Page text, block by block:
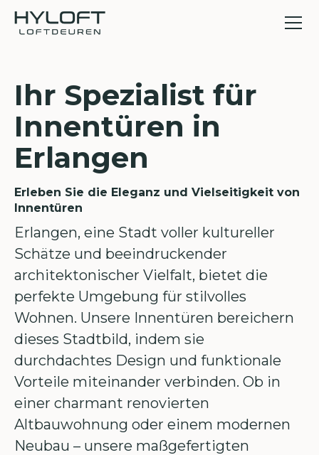
Ihr Spezialist für
Innentüren in
Erlangen
Erleben Sie die Eleganz und Vielseitigkeit von
Innentüren
Erlangen, eine Stadt voller kultureller
Schätze und beeindruckender
architektonischer Vielfalt, bietet die
perfekte Umgebung für stilvolles
Wohnen. Unsere Innentüren bereichern
dieses Stadtbild, indem sie
durchdachtes Design und funktionale
Vorteile miteinander verbinden. Ob in
einer charmant renovierten
Altbauwohnung oder einem modernen
Neubau – unsere maßgefertigten